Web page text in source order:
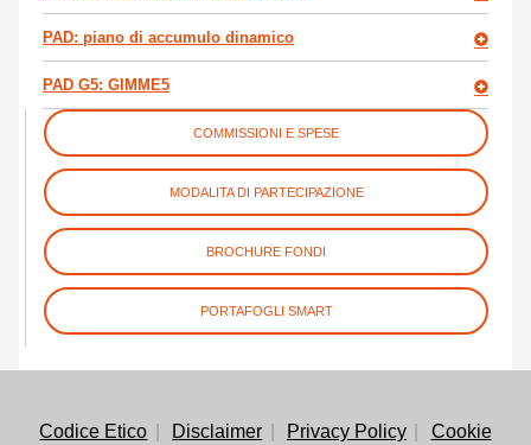
PAD: piano di accumulo dinamico
PAD G5: GIMME5
COMMISSIONI E SPESE
MODALITA DI PARTECIPAZIONE
BROCHURE FONDI
PORTAFOGLI SMART
Codice Etico Disclaimer Privacy Policy
Cookie